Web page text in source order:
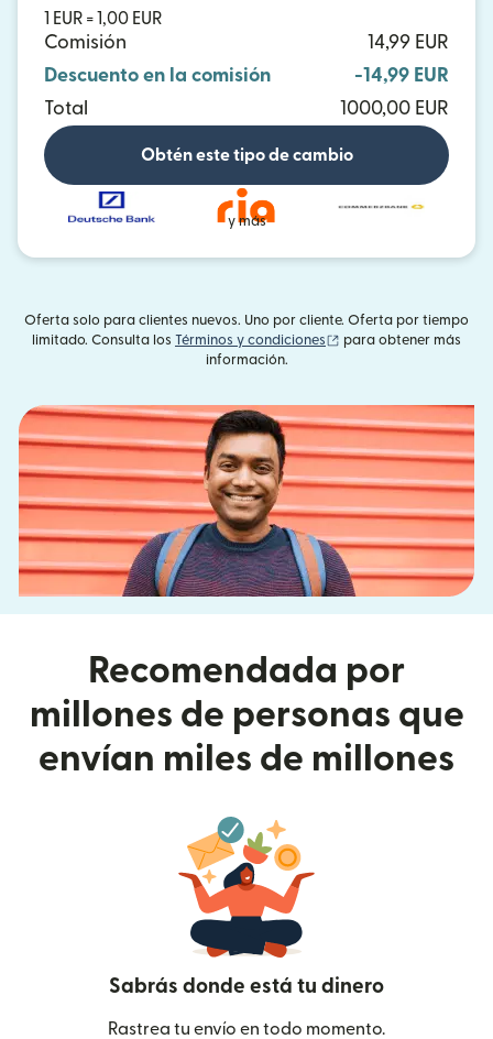
1 EUR = 1,00 EUR
Comisión
14,99 EUR
Descuento en la comisión
-14,99 EUR
Total
1000,00 EUR
Obtén este tipo de cambio
y más
Oferta solo para clientes nuevos. Uno por cliente. Oferta por tiempo
limitado. Consulta los Términos y condiciones (se abre en una
para obtener más
información.
Recomendada por
millones de personas que
envían miles de millones
Sabrás donde está tu dinero
Rastrea tu envío en todo momento.